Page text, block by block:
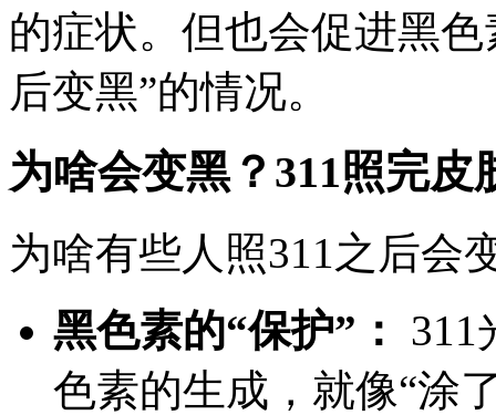
的症状。但也会促进黑
后变黑”的情况。
为啥会变黑？311照完皮
为啥有些人照311之后会
黑色素的“保护”：
311
色素的生成，就像“涂